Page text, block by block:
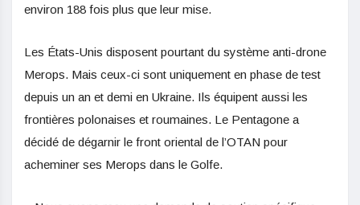
environ 188 fois plus que leur mise.
Les États-Unis disposent pourtant du système anti-drone
Merops. Mais ceux-ci sont uniquement en phase de test
depuis un an et demi en Ukraine. Ils équipent aussi les
frontières polonaises et roumaines. Le Pentagone a
décidé de dégarnir le front oriental de l’OTAN pour
acheminer ses Merops dans le Golfe.